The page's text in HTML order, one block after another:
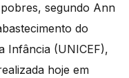
segundo Ann
do
Infância (UNICEF),
hoje em